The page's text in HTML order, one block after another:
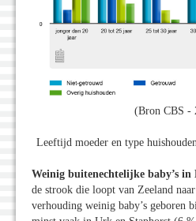
(Bron CBS -
Leeftijd moeder en type
Weinig buitenechtelijke baby’s in
de strook die loopt van Zeeland
verhouding weinig baby’s geboren